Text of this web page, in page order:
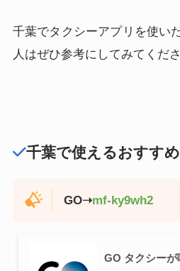
千葉でタクシーアプリを使い
人はぜひ参考にしてみてくださ
千葉で使えるおすす
GO➝mf-ky9wh2
GO タクシーが